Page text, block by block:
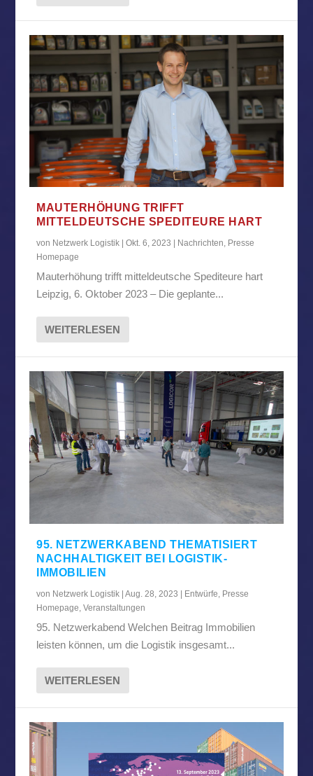
MAUTERHÖHUNG TRIFFT
MITTELDEUTSCHE SPEDITEURE HART
von Netzwerk Logistik |Okt. 6, 2023 Nachrichten, Presse
Homepage
Mauterhöhung trifft mitteldeutsche Spediteure hart
Leipzig, 6. Oktober 2023 – Die geplante...
WEITERLESEN
95. NETZWERKABEND THEMATISIERT
NACHHALTIGKEIT BEI LOGISTIK-
IMMOBILIEN
von Netzwerk Logistik |Aug. 28, 2023 Entwürfe, Presse
Homepage,Veranstaltungen
95. Netzwerkabend Welchen Beitrag Immobilien
leisten können, um die Logistik insgesamt...
WEITERLESEN